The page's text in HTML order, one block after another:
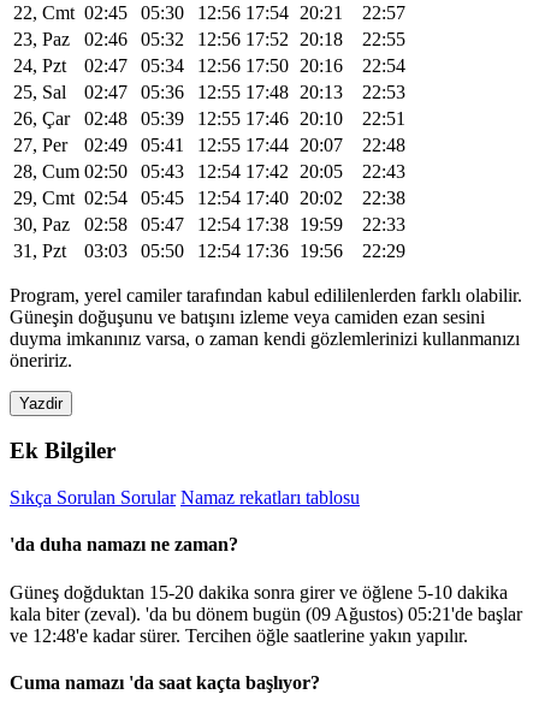
22, Cmt 02:45 05:30 12:56 17:54 20:21
22:57
23, Paz
02:46 05:32 12:56 17:52 20:18
22:55
24, Pzt
02:47 05:34 12:56 17:50 20:16
22:54
25, Sal
02:47 05:36 12:55 17:48 20:13
22:53
26, Çar
02:48 05:39 12:55 17:46 20:10
22:51
27, Per
02:49 05:41 12:55 17:44 20:07
22:48
28, Cum 02:50 05:43 12:54 17:42 20:05
22:43
29, Cmt 02:54 05:45 12:54 17:40 20:02
22:38
30, Paz
02:58 05:47 12:54 17:38 19:59
22:33
31, Pzt
03:03 05:50 12:54 17:36 19:56 22:29
Program, yerel camiler tarafından kabul edililenlerden farklı olabilir.
Güneşin doğuşunu ve batışını izleme veya camiden ezan sesini
duyma imkanınız varsa, o zaman kendi gözlemlerinizi kullanmanızı
öneririz.
Yazdir
Ek Bilgiler
Sıkça Sorulan Sorular Namaz rekatları tablosu
'da duha namazı ne zaman?
Güneş doğduktan 15-20 dakika sonra girer ve öğlene 5-10 dakika
kala biter (zeval). 'da bu dönem bugün (09 Ağustos) 05:21'de başlar
ve 12:48'e kadar sürer. Tercihen öğle saatlerine yakın yapılır.
Cuma namazı 'da saat kaçta başlıyor?